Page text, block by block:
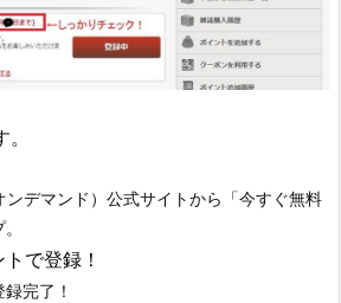
ンデマンド）公式サイトから「今すぐ無料
で登録！
完了！